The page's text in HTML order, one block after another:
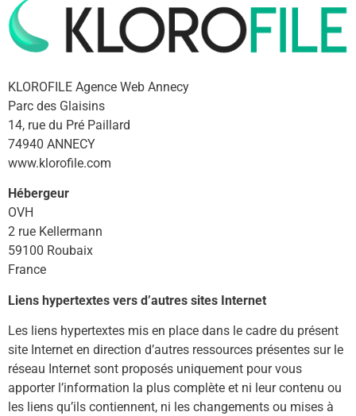
KLOROFILE Agence Web Annecy
Parc des Glaisins
14, rue du Pré Paillard
74940 ANNECY
www.klorofile.com
Hébergeur
OVH
2 rue Kellermann
59100 Roubaix
France
Liens hypertextes vers d’autres sites Internet
Les liens hypertextes mis en place dans le cadre du présent
site Internet en direction d’autres ressources présentes sur le
réseau Internet sont proposés uniquement pour vous
apporter l’information la plus complète et ni leur contenu ou
les liens qu’ils contiennent, ni les changements ou mises à